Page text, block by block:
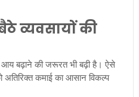
व्यवसायों की
बढ़ाने की जरूरत भी बढ़ी है। ऐसे
अतिरिक्त कमाई का आसान विकल्प